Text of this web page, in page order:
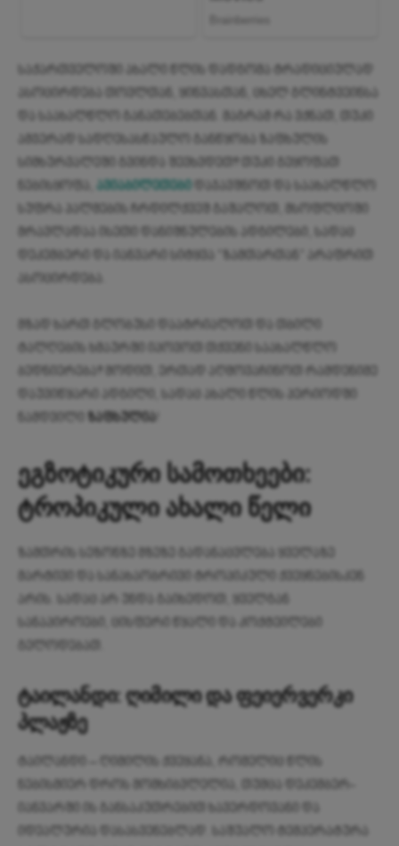
საქართველოში ახალი წლის დადგომა ტრადიციულად
ასოცირდება თოვლთან, ყინვასთან, ცხელ გლინტვეინსა
და საახალწლო განათებებთან. მაგრამ რა ვქნათ, თუკი
ამჯერად სადღესასწაულო განწყობა ზაფხულის
სიმხურვალეში გვინდა შევხვდეთ? თუკი გეყოფათ
ავიაბილეთები
დაჯავშნოთ და საახალწლო
სუფრა პალმების ჩრდილქვეშ გაშალოთ, მსოფლიოში
მრავლადაა ისეთი დანიშნულების ადგილები, სადაც
დეკემბერი და იანვარი სიტყვა “ზამთართან” არაფრით
ასოცირდება.
მზად ხართ გლობუსი დაატრიალოთ და თბილი
ტალღების ხმაურში იპოვოთ თქვენი საახალწლო
ბედნიერება? მოდით, ერთად აღმოვაჩინოთ რამდენიმე
დაუვიწყარი ადგილი, სადაც ახალი წლის პერიოდში
ნამდვილი ზაფხულია
ეგზოტიკური სამოთხეები:
ტროპიკული ახალი წელი
ზამთრის სეზონზე მზეზე გადანაცვლება ყველაზე
მარტივი და სანახაობრივი ტროპიკული ქვეყნებისკენ
არის. სადაც არ უნდა გაიხედოთ, ყველგან
სანაპიროები, ცისფერი წყალი და კოქტეილები
გელოდებათ.
ტაილანდი: ღიმილი და ფეიერვერკი
პლაჟზე
ტაილანდი – ღიმილის ქვეყანა, რომელიც წლის
ნებისმიერ დროს მომხიბვლელია, თუმცა დეკემბერ-
იანვარში ის განსაკუთრებით ხავერდოვანი და
იდეალურია დასასვენებლად. საშუალო ტემპერატურა